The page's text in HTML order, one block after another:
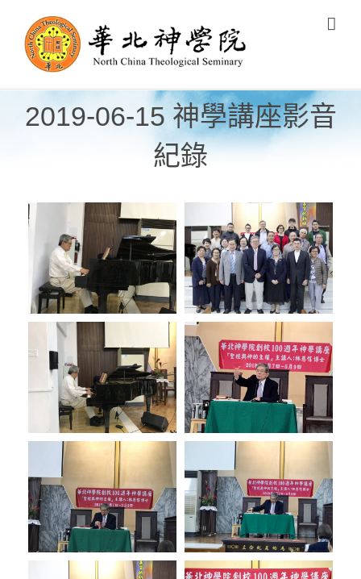
content
2019-06-15 神學講座影音
紀錄